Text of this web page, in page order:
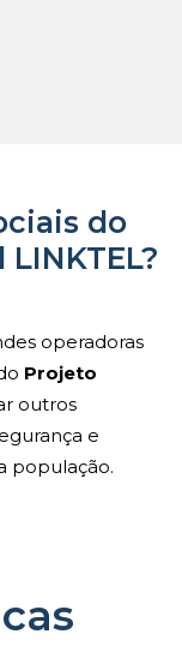
do
operadoras
Projeto
outros
e
população.